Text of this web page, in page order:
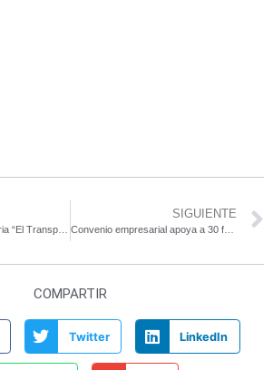
SIGUIENTE
Convenio empresarial apoya a 30 familias cafeteras en Amagá
COMPARTIR
Twitter LinkedIn